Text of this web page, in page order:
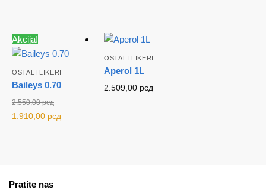
Akcija!
OSTALI LIKERI
Baileys 0.70
2.550,00рсд
Originalna
1.910,00 рсд
OSTALI LIKERI
Aperol 1L
2.509,00 рсд
Pratite nas